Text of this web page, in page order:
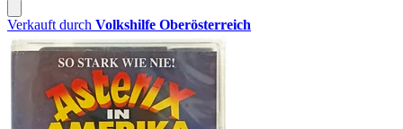
Verkauft durch Volkshilfe Oberösterreich